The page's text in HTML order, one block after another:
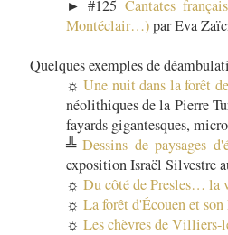
► #125 Cantates
Montéclair…)par Eva
Quelques exemples de
☼Une nuit dans la forêt
néolithiques de la Pierre
fayards gigantesques,
╩ Dessins de paysages
exposition Israël Silvestre
☼ Du côté de Presles… la
☼ La forêt d'Écouen et
☼ Les chèvres de Villiers-